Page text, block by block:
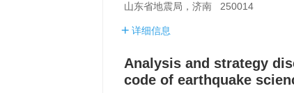
山东省地震局，济南 250014
详细信息
Analysis and strategy
code of earthquake